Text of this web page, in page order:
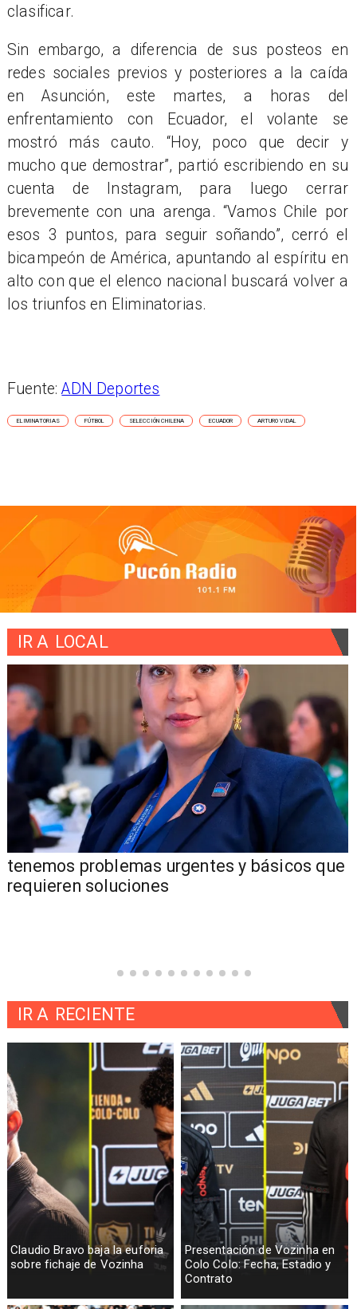
clasificar.
Sin embargo, a diferencia de sus posteos en
redes sociales previos y posteriores a la caída
en Asunción, este martes, a horas del
enfrentamiento con Ecuador, el volante se
mostró más cauto. “Hoy, poco que decir y
mucho que demostrar”, partió escribiendo en su
cuenta de Instagram, para luego cerrar
brevemente con una arenga. “Vamos Chile por
esos 3 puntos, para seguir soñando”, cerró el
bicampeón de América, apuntando al espíritu en
alto con que el elenco nacional buscará volver a
los triunfos en Eliminatorias.
Fuente:ADN Deportes
ELIMINATORIAS FÚTBOL SELECCIÓN CHILENA ECUADOR ARTURO VIDAL
IR A LOCAL
tenemos problemas urgentes y básicos que
requieren soluciones
Claudio Bravo baja la euforia
sobre fichaje de Vozinha
Presentación de Vozinha en
Colo Colo: Fecha, Estadio y
Contrato
IR A RECIENTE